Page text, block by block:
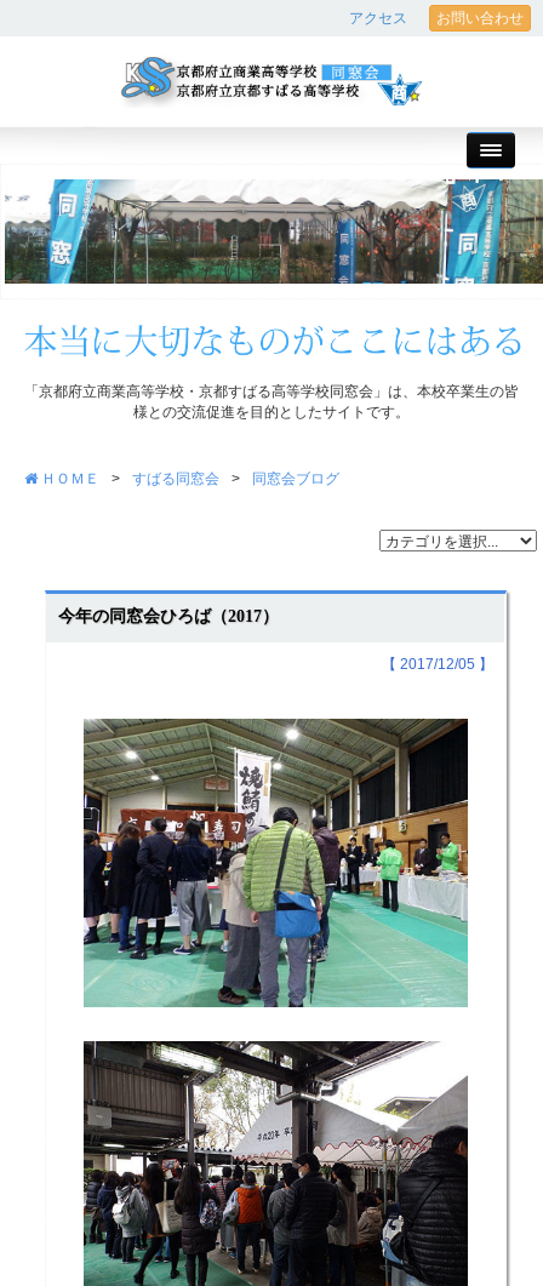
アクセス お問い合わせ
「京都府立商業高等学校・京都すばる高等学校同窓会」は、本校卒業生の皆
様との交流促進を目的としたサイトです。
ＨＯＭＥ > すばる同窓会 > 同窓会ブログ
今年の同窓会ひろば（2017）
【 2017/12/05 】